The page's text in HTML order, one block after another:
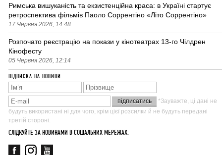
Римська вишуканість та екзистенційна краса: в Україні стартує
ретроспектива фільмів Паоло Соррентіно «Літо Соррентіно»
17 Червня 2026, 14:48
Розпочато реєстрацію на покази у кінотеатрах 13-го Чілдрен
Кінофесту
05 Червня 2026, 12:14
ПІДПИСКА НА НОВИНИ
*Зауважте, ці дані не
будуть використані ні для чого, крім цієї розсилки й не будуть передані
третій стороні.
СЛІДКУЙТЕ ЗА НОВИНАМИ В СОЦІАЛЬНИХ МЕРЕЖАХ: